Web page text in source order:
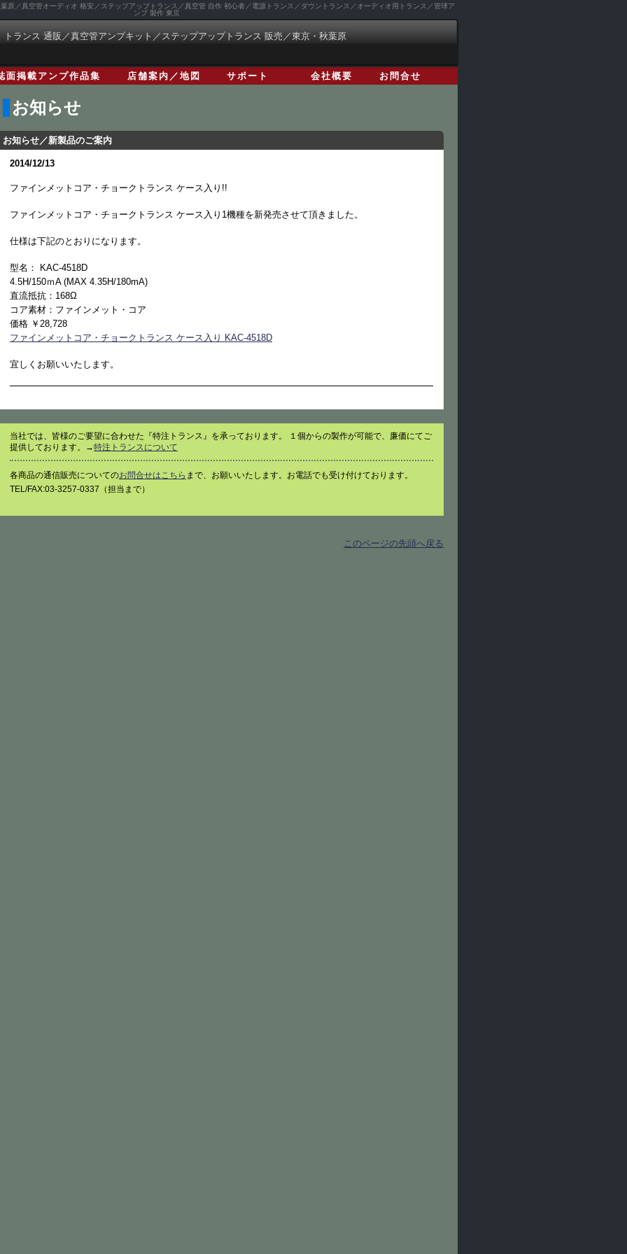
原／真空管オーディオ 格安／ステップアップトランス／真空管 自作 初心者／電源トランス／ダウントランス／オーディオ用トランス／管球ア
ンプ 製作 東京
トランス 通販／真空管アンプキット／ステップアップトランス 販売／東京・秋葉原
面掲載アンプ作品集 店舗案内／地図 サポート 会社概要 お問合せ
お知らせ
お知らせ／新製品のご案内
2014/12/13
ファインメットコア・チョークトランス ケース入り!!
ファインメットコア・チョークトランス ケース入り1機種を新発売させて頂きました。
仕様は下記のとおりになります。
型名： KAC-4518D
4.5H/150ｍA (MAX 4.35H/180mA)
直流抵抗：168Ω
コア素材：ファインメット・コア
価格 ￥28,728
ファインメットコア・チョークトランス ケース入り KAC-4518D
宜しくお願いいたします。
当社では、皆様のご要望に合わせた『特注トランス』を承っております。 １個からの製作が可能で、廉価にてご
提供しております。→特注トランスについて
各商品の通信販売についてのお問合せはこちら まで、お願いいたします。お電話でも受け付けております。
TEL/FAX:03-3257-0337（担当まで）
このページの先頭へ戻る